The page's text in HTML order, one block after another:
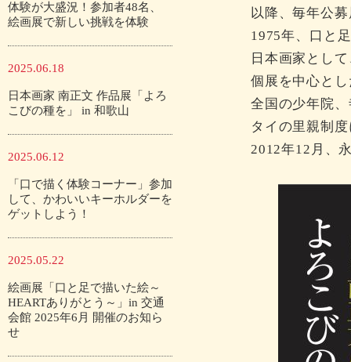
体験が大盛況！参加者48名、
絵画展で新しい挑戦を体験
2025.06.18
日本画家 南正文 作品展「よろ
こびの種を」 in 和歌山
2025.06.12
「口で描く体験コーナー」参加
して、かわいいキーホルダーを
ゲットしよう！
2025.05.22
絵画展「口と足で描いた絵～
HEARTありがとう～」in 交通
会館 2025年6月 開催のお知ら
せ
以降、毎年公
1975年、口と
日本画家とし
個展を中心と
全国の少年院
タイの里親制
2012年12月、